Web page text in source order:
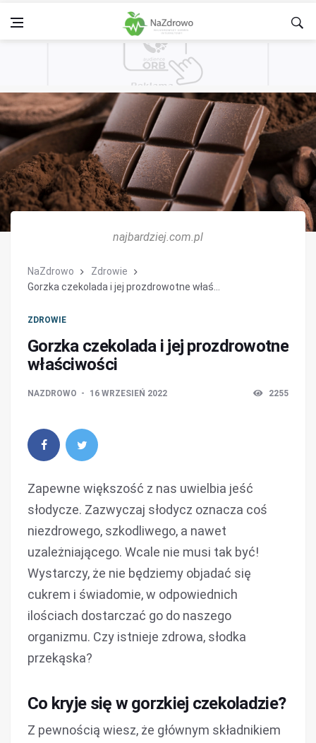
najbardziej.com.pl
NaZdrowo
Zdrowie
Gorzka czekolada i jej prozdrowotne właś...
ZDROWIE
Gorzka czekolada i jej prozdrowotne
właściwości
NAZDROWO 16 WRZESIEŃ 2022 2255
Zapewne większość z nas uwielbia jeść
słodycze. Zazwyczaj słodycz oznacza coś
niezdrowego, szkodliwego, a nawet
uzależniającego. Wcale nie musi tak być!
Wystarczy, że nie będziemy objadać się
cukrem i świadomie, w odpowiednich
ilościach dostarczać go do naszego
organizmu. Czy istnieje zdrowa, słodka
przekąska?
Co kryje się w gorzkiej czekoladzie?
Z pewnością wiesz, że głównym składnikiem